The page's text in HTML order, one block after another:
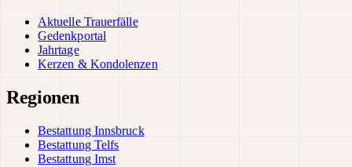
Aktuelle Trauerfälle
Gedenkportal
Jahrtage
Kerzen & Kondolenzen
Regionen
Bestattung Innsbruck
Bestattung Telfs
Bestattung Imst